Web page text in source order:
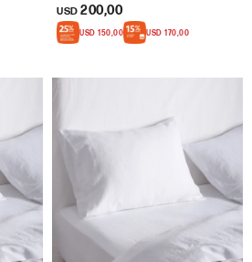
USD 200,00
USD 150,00 USD 170,00